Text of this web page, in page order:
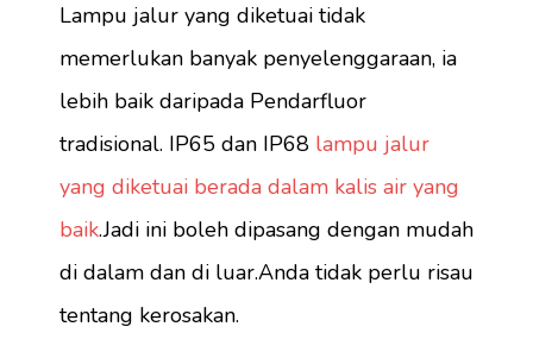
Lampu jalur yang diketuai tidak
memerlukan banyak penyelenggaraan, ia
lebih baik daripada Pendarfluor
tradisional. IP65 dan IP68 lampu jalur
yang diketuai berada dalam kalis air yang
baik.Jadi ini boleh dipasang dengan mudah
di dalam dan di luar.Anda tidak perlu risau
tentang kerosakan.